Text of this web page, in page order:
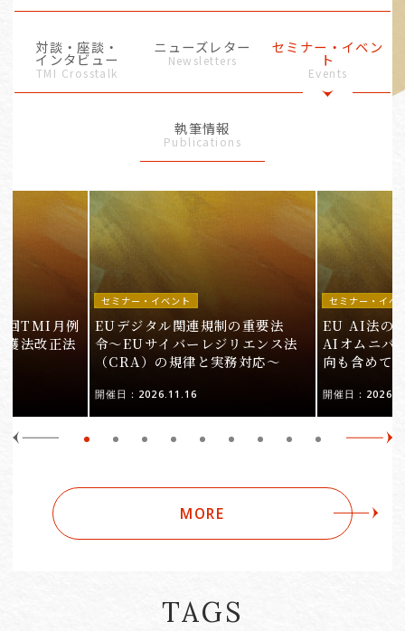
対談・座談・
インタビュー
TMI Crosstalk
ニューズレター
Newsletters
セミナー・イベン
ト
Events
執筆情報
Publications
回TMI月例
護法改正法
セミナー・イベント
EUデジタル関連規制の重要法
令〜EUサイバーレジリエンス法
（CRA）の規律と実務対応〜
開催日：2026.11.16
セミナー・イベ
EU AI法の
AIオムニバ
向も含めて
開催日：
MORE
TAGS